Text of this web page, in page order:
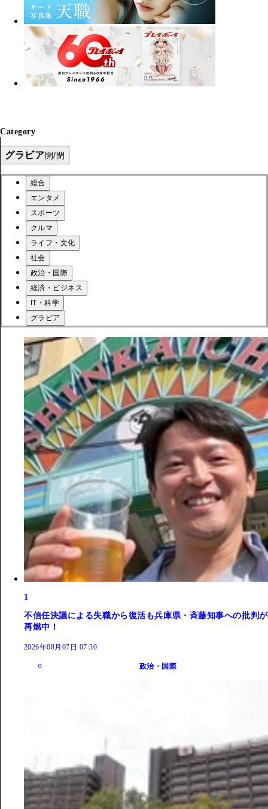
Category
グラビア開/閉
総合
エンタメ
スポーツ
クルマ
ライフ・文化
社会
政治・国際
経済・ビジネス
IT・科学
グラビア
1
不信任決議による失職から復活も兵庫県・斉藤知事への批判が
再燃中！
2026年08月07日 07:30
政治・国際